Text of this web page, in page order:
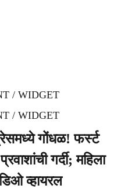
/ WIDGET
/ WIDGET
गोंधळ! फर्स्ट
गर्दी; महिला
व्हायरल